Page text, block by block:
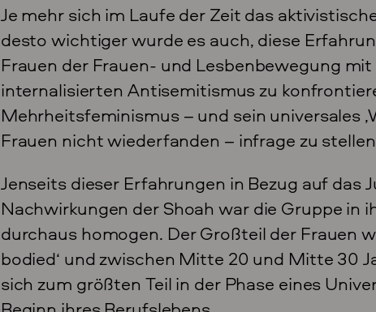
Je mehr sich im Laufe der Zeit das
desto wichtiger wurde es auch, diese
Frauen der Frauen- und Lesbenbewegung
internalisierten Antisemitismus zu
Mehrheitsfeminismus – und sein universales
Frauen nicht wiederfanden – infrage zu
Jenseits dieser Erfahrungen in Bezug auf das
Nachwirkungen der Shoah war die Gruppe in
durchaus homogen. Der Großteil der Frauen
bodied‘ und zwischen Mitte 20 und Mitte 30
sich zum größten Teil in der Phase eines